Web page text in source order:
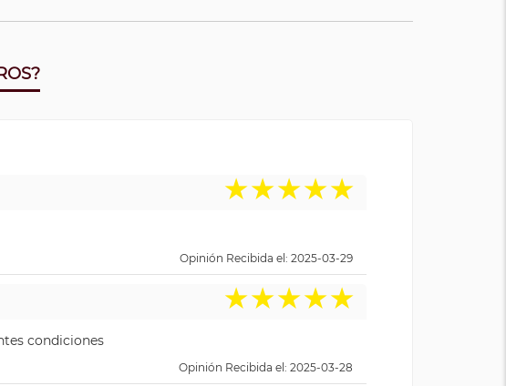
★★★★★
Opinión Recibida el: 2025-03-29
★★★★★
condiciones
Opinión Recibida el: 2025-03-28